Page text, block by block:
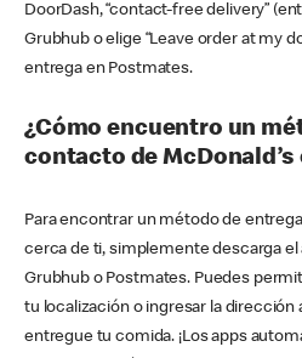
DoorDash, “contact-free delivery”
Grubhub o elige “Leave order at my
entrega en Postmates.
¿Cómo encuentro un
contacto de McDonald’s
Para encontrar un método de
cerca de ti, simplemente descarga el
Grubhub o Postmates. Puedes
tu localización o ingresar la dirección
entregue tu comida. ¡Los apps